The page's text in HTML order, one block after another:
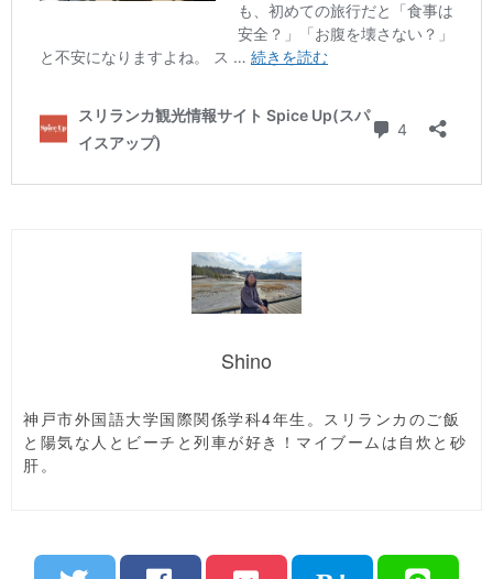
Shino
神戸市外国語大学国際関係学科4年生。スリランカのご飯
と陽気な人とビーチと列車が好き！マイブームは自炊と砂
肝。